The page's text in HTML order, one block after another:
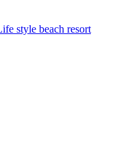
style beach resort